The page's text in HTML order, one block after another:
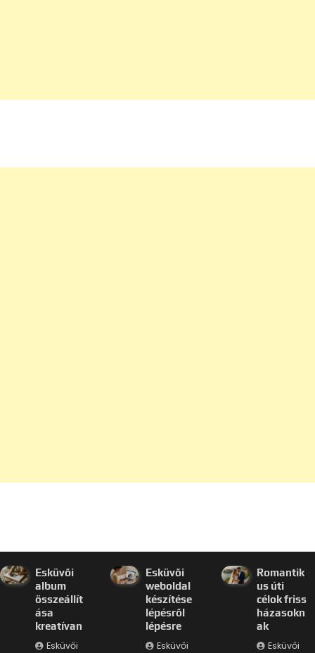
Esküvői
album
összeállít
ása
kreatívan
Esküvői
Esküvői
weboldal
készítése
lépésről
lépésre
Esküvői
Romantik
us úti
célok friss
házasokn
ak
Esküvői